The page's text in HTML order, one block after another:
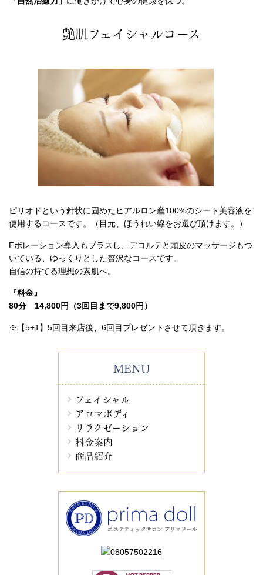
艶肌フェイシャルコース
ピリオドという針状に固めたヒアルロン産100%のシート美容液を
使用するコースです。（目元、ほうれい線をお選び頂けます。）
Eポレーション導入もプラスし、デコルテと頭皮のマッサージもつ
いている、ゆっくりとした贅沢なコースです。
自信の持てる理想の素肌へ。
『料金』
80分 14,800円
（3回目まで9,800円）
※【5+1】5回目来店後、6回目プレゼントさせて頂きます。
MENU
フェイシャル
アロマボディ
リラクゼーション
料金案内
商品紹介